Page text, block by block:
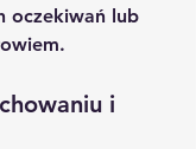
oczekiwań lub
i